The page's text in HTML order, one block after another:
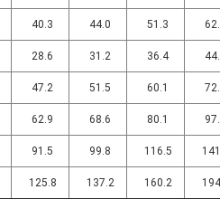
40.3 44.0 51.3
28.6 31.2 36.4
47.2 51.5 60.1
62.9 68.6 80.1
91.5 99.8 116.5
125.8 137.2 160.2